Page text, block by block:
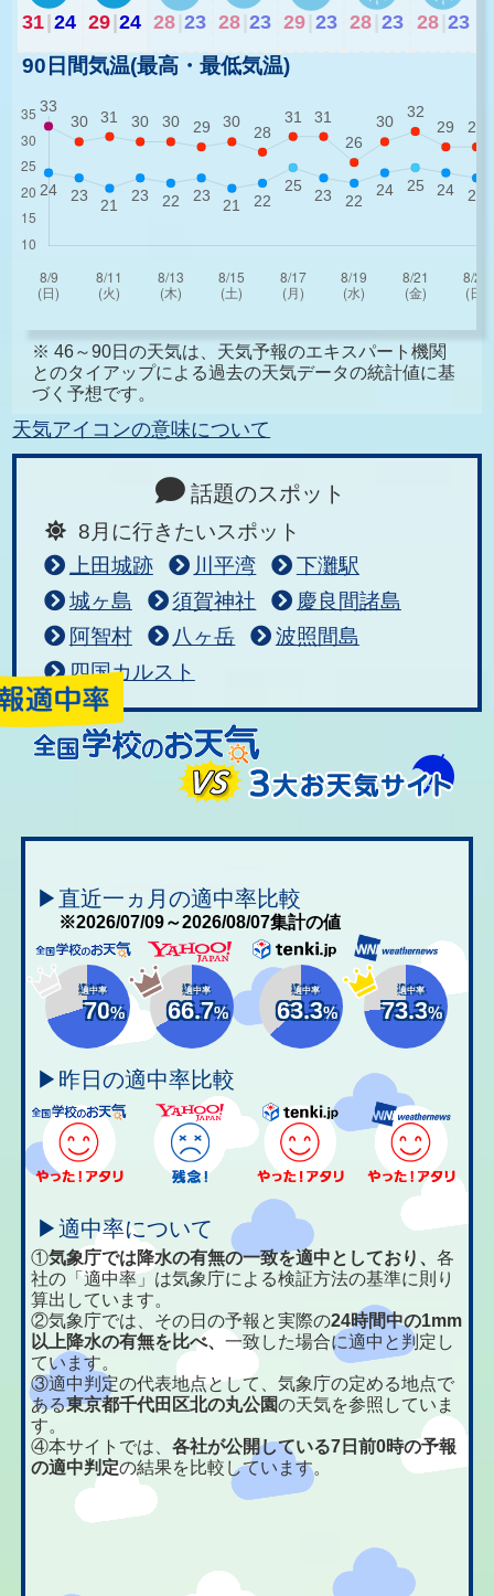
31|24 29|24 28 23 28 23 29 23 28 23 28 23
90日間気温(最高・最低気温)
※ 46～90日の天気は、天気予報のエキスパート機関
とのタイアップによる過去の天気データの統計値に基
づく予想です。
天気アイコンの意味について
話題のスポット
8月に行きたいスポット
上田城跡
川平湾
下灘駅
城ヶ島
須賀神社
慶良間諸島
阿智村
八ヶ岳
波照間島
四国カルスト
▶直近一ヵ月の適中率比較
※2026/07/09～2026/08/07集計の値
適中率
70%
適中率
66.7%
適中率
63.3%
適中率
73.3%
▶昨日の適中率比較
▶適中率について
①気象庁では降水の有無の一致を適中としており、各
社の「適中率」は気象庁による検証方法の基準に則り
算出しています。
②気象庁では、その日の予報と実際の24時間中の1mm
以上降水の有無を比べ、一致した場合に適中と判定し
ています。
③適中判定の代表地点として、気象庁の定める地点で
ある東京都千代田区北の丸公園の天気を参照していま
す。
④本サイトでは、各社が公開している7日前0時の予報
の適中判定の結果を比較しています。